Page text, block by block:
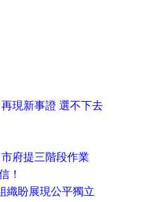
現新事證 選不下去
府提三階段作業
！
織盼展現公平獨立